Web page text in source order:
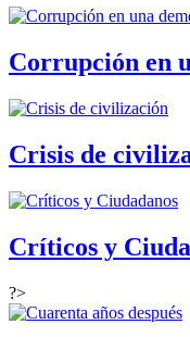
Corrupción en
Crisis de
Críticos y
?>